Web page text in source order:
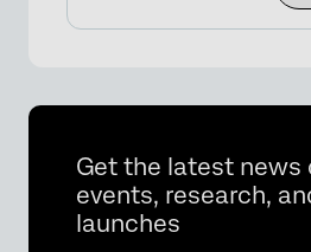
Get the latest news
events, research,
launches